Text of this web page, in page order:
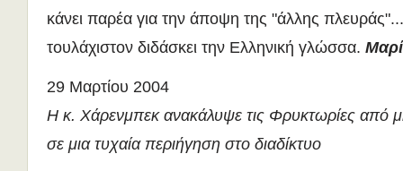
κάνει παρέα για την άποψη της "άλλης
τουλάχιστον διδάσκει την Ελληνική γλώσσα.
29 Μαρτίου 2004
Η κ. Χάρενμπεκ ανακάλυψε τις Φρυκτωρίες από
σε μια τυχαία περιήγηση στο διαδίκτυο